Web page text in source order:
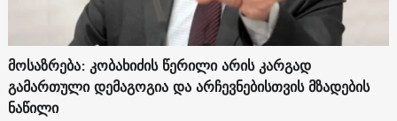
მოსაზრება: კობახიძის წერილი არის კარგად
გამართული დემაგოგია და არჩევნებისთვის მზადების
ნაწილი